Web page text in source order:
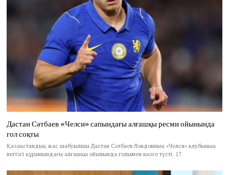
Дастан Сәтбаев «Челси» сапындағы алғашқы ресми ойынында
гол соқты
Қазақстандық жас шабуылшы Дастан Сәтбаев Лондонның «Челси» клубының
негізгі құрамындағы алғашқы ойынында голымен көзге түсті. 17